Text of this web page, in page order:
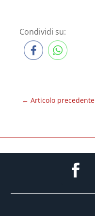
Condividi su:
← Articolo precedente